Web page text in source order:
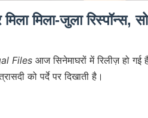
मिला-जुला रिस्पॉन्स,
Files आज सिनेमाघरों में रिलीज़ हो
को पर्दे पर दिखाती है।